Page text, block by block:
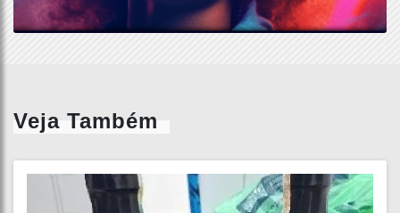
Veja Também